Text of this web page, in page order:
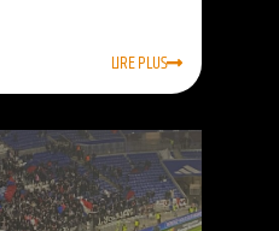
LIRE PLUS